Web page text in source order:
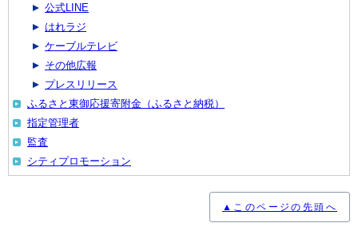
公式LINE
はれラジ
ケーブルテレビ
その他広報
プレスリリース
ふるさと東御応援寄附金（ふるさと納税）
指定管理者
監査
シティプロモーション
▲このページの先頭へ